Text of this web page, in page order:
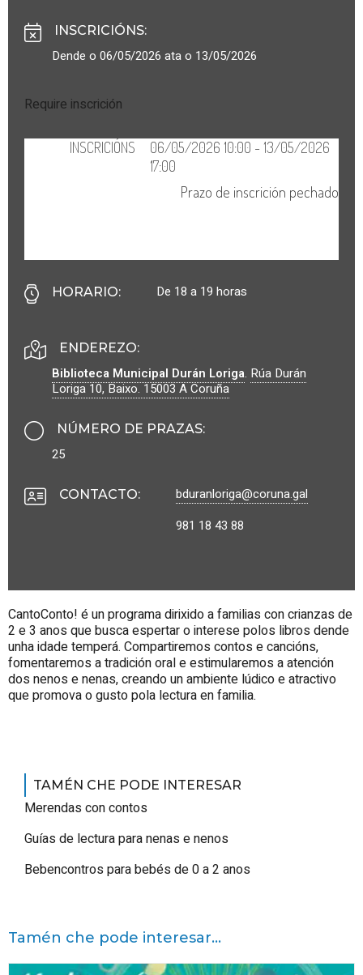
INSCRICIÓNS:
Dende o 06/05/2026 ata o 13/05/2026
Require inscrición
HORARIO: De 18 a 19 horas
ENDEREZO:
Biblioteca Municipal Durán Loriga. Rúa Durán
Loriga 10, Baixo.15003A Coruña
NÚMERO DE PRAZAS:
25
CONTACTO:
bduranloriga@coruna.gal
981 18 43 88
CantoConto! é un programa dirixido a familias con crianzas de
2 e 3 anos que busca espertar o interese polos libros dende
unha idade temperá. Compartiremos contos e cancións,
fomentaremos a tradición oral e estimularemos a atención
dos nenos e nenas, creando un ambiente lúdico e atractivo
que promova o gusto pola lectura en familia.
TAMÉN CHE PODE INTERESAR
Merendas con contos
Guías de lectura para nenas e nenos
Bebencontros para bebés de 0 a 2 anos
Tamén che pode interesar...